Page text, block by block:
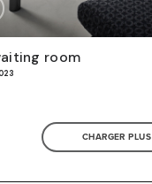
room
CHARGER PLUS